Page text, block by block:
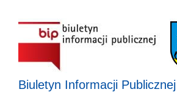
Biuletyn Informacji